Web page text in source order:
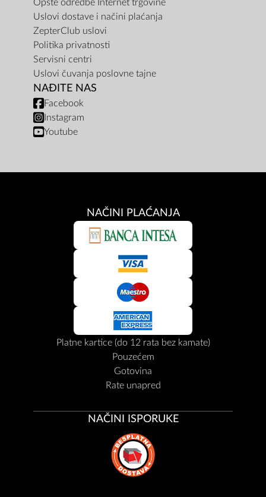
Opšte odredbe Internet trgovine
Uslovi dostave i načini plaćanja
ZepterClub uslovi
Politika privatnosti
Servisni centri
Uslovi čuvanja poslovne tajne
NAĐITE NAS
Facebook
Instagram
Youtube
NAČINI PLAĆANJA
Platne kartice (do 12 rata bez kamate)
Pouzećem
Gotovina
Rate unapred
NAČINI ISPORUKE